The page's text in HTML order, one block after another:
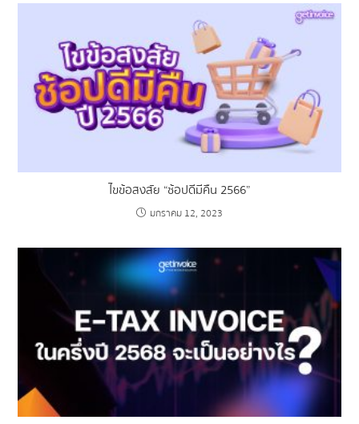
ไขข้อสงสัย “ช้อปดีมีคืน 2566”
มกราคม 12, 2023